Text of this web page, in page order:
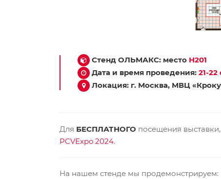
Стенд ОЛЬМАКС: место Н201
Дата и время проведения: 21-22
Локация: г. Москва, МВЦ
Для БЕСПЛАТНОГО посещения
PCVExpo 2024.
На нашем стенде мы